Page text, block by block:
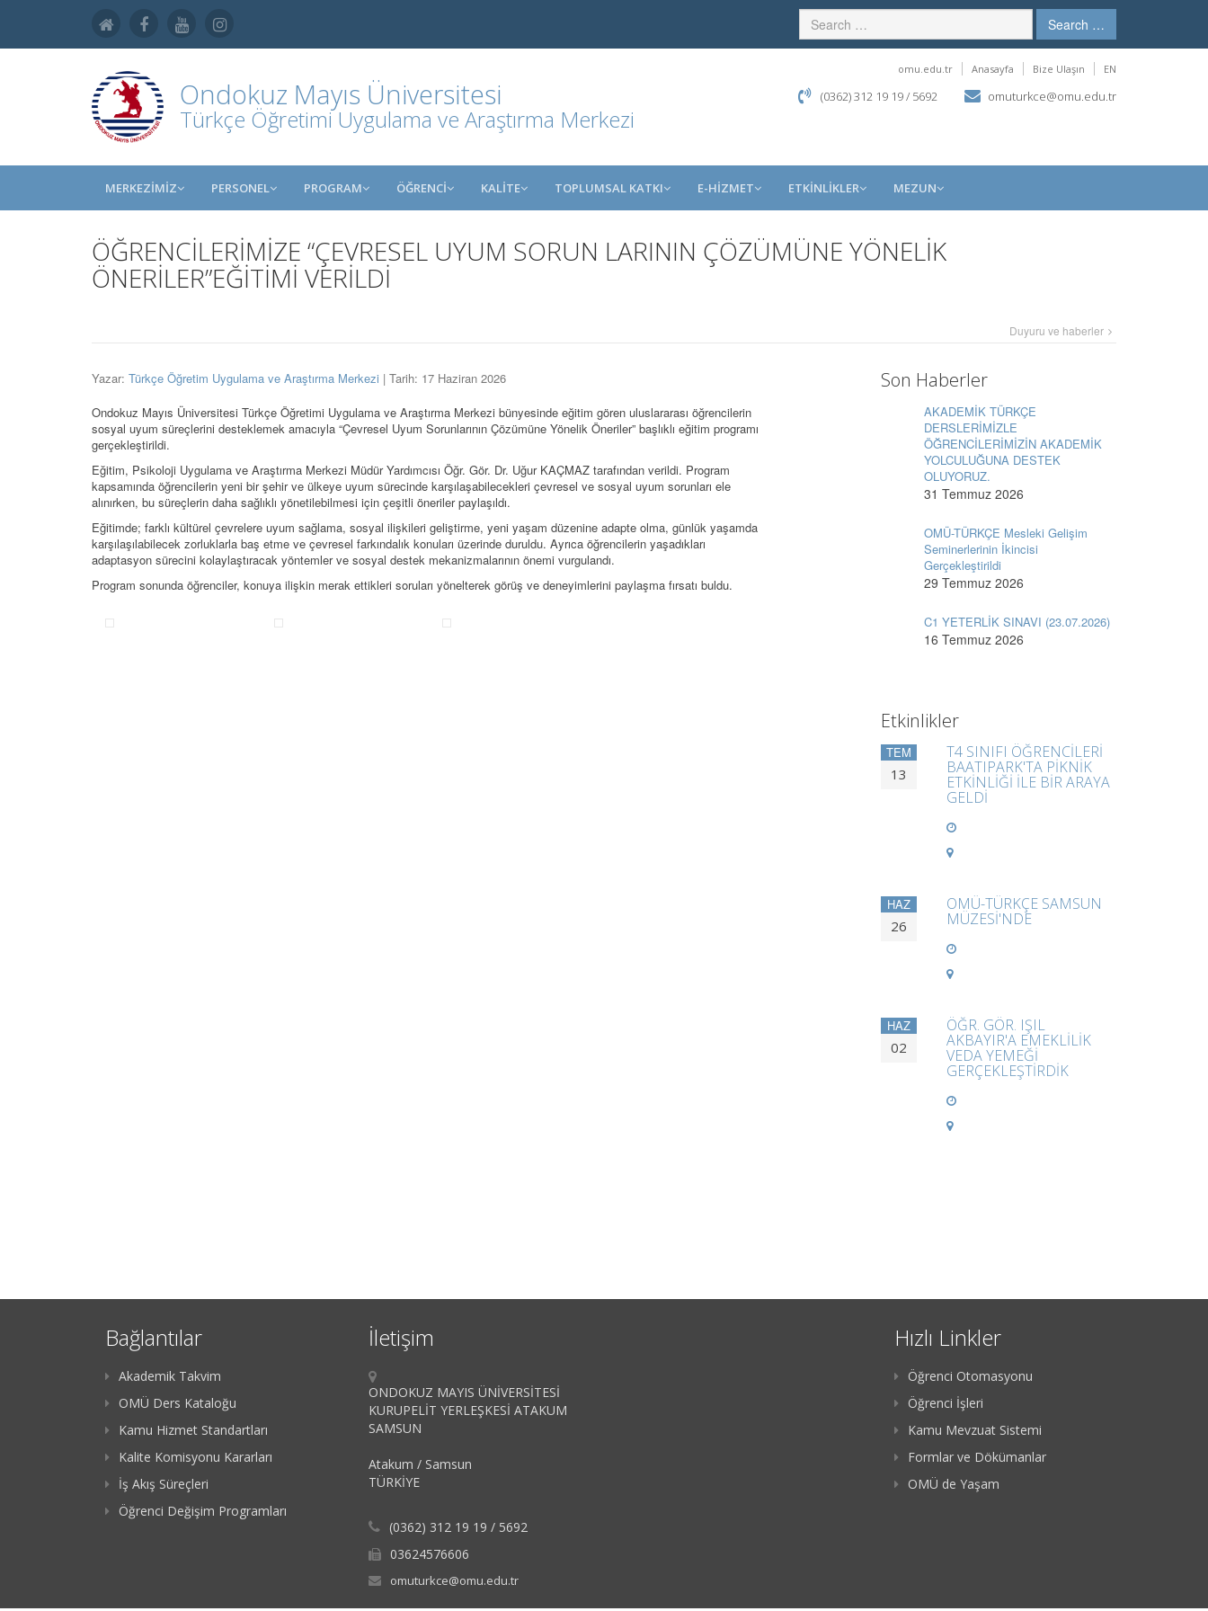
Search …
Ondokuz Mayıs Üniversitesi
Türkçe Öğretimi Uygulama ve Araştırma Merkezi
omu.edu.tr Anasayfa Bize Ulaşın EN
(0362) 312 19 19 / 5692 omuturkce@omu.edu.tr
MERKEZİMİZ PERSONEL PROGRAM ÖĞRENCİ KALİTE TOPLUMSAL KATKI E-HİZMET ETKİNLİKLER MEZUN
ÖĞRENCİLERİMİZE “ÇEVRESEL UYUM SORUN LARININ ÇÖZÜMÜNE YÖNELİK
ÖNERİLER”EĞİTİMİ VERİLDİ
Duyuru ve haberler
Yazar: Türkçe Öğretim Uygulama ve Araştırma Merkezi | Tarih: 17 Haziran 2026
Ondokuz Mayıs Üniversitesi Türkçe Öğretimi Uygulama ve Araştırma Merkezi bünyesinde eğitim gören uluslararası öğrencilerin
sosyal uyum süreçlerini desteklemek amacıyla “Çevresel Uyum Sorunlarının Çözümüne Yönelik Öneriler” başlıklı eğitim programı
gerçekleştirildi.
Eğitim, Psikoloji Uygulama ve Araştırma Merkezi Müdür Yardımcısı Öğr. Gör. Dr. Uğur KAÇMAZ tarafından verildi. Program
kapsamında öğrencilerin yeni bir şehir ve ülkeye uyum sürecinde karşılaşabilecekleri çevresel ve sosyal uyum sorunları ele
alınırken, bu süreçlerin daha sağlıklı yönetilebilmesi için çeşitli öneriler paylaşıldı.
Eğitimde; farklı kültürel çevrelere uyum sağlama, sosyal ilişkileri geliştirme, yeni yaşam düzenine adapte olma, günlük yaşamda
karşılaşılabilecek zorluklarla baş etme ve çevresel farkındalık konuları üzerinde duruldu. Ayrıca öğrencilerin yaşadıkları
adaptasyon sürecini kolaylaştıracak yöntemler ve sosyal destek mekanizmalarının önemi vurgulandı.
Program sonunda öğrenciler, konuya ilişkin merak ettikleri soruları yönelterek görüş ve deneyimlerini paylaşma fırsatı buldu.
Son Haberler
AKADEMİK TÜRKÇE
DERSLERİMİZLE
ÖĞRENCİLERİMİZİN AKADEMİK
YOLCULUĞUNA DESTEK
OLUYORUZ.
31 Temmuz 2026
OMÜ-TÜRKÇE Mesleki Gelişim
Seminerlerinin İkincisi
Gerçekleştirildi
29 Temmuz 2026
C1 YETERLİK SINAVI (23.07.2026)
16 Temmuz 2026
Etkinlikler
TEM
13
T4 SINIFI ÖĞRENCİLERİ
BAATIPARK'TA PİKNİK
ETKİNLİĞİ İLE BİR ARAYA
GELDİ
HAZ
26
OMÜ-TÜRKÇE SAMSUN
MÜZESİ'NDE
HAZ
02
ÖĞR. GÖR. IŞIL
AKBAYIR'A EMEKLİLİK
VEDA YEMEĞİ
GERÇEKLEŞTİRDİK
Bağlantılar
Akademik Takvim
OMÜ Ders Kataloğu
Kamu Hizmet Standartları
Kalite Komisyonu Kararları
İş Akış Süreçleri
Öğrenci Değişim Programları
İletişim
ONDOKUZ MAYIS ÜNİVERSİTESİ
KURUPELİT YERLEŞKESİ ATAKUM
SAMSUN
Atakum / Samsun
TÜRKİYE
(0362) 312 19 19 / 5692
03624576606
omuturkce@omu.edu.tr
Hızlı Linkler
Öğrenci Otomasyonu
Öğrenci İşleri
Kamu Mevzuat Sistemi
Formlar ve Dökümanlar
OMÜ de Yaşam